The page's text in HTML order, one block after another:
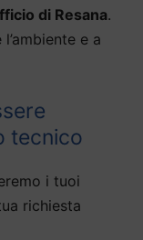
di Resana.
e a
tecnico
i tuoi
richiesta